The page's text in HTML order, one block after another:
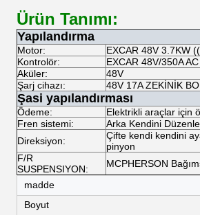
Ürün Tanımı:
Yapılandırma
Motor:
EXCAR 48V 3.7KW
Kontrolör:
EXCAR 48V/350A
Aküler:
48V
Şarj cihazı:
48V 17A ZEKİNİK
Şasi yapılandırması
Ödeme:
Elektrikli araçlar için
Fren sistemi:
Arka Kendini
Direksiyon:
Çifte kendi kendini
pinyon
F/R
SUSPENSIYON:
MCPHERSON
madde
Boyut